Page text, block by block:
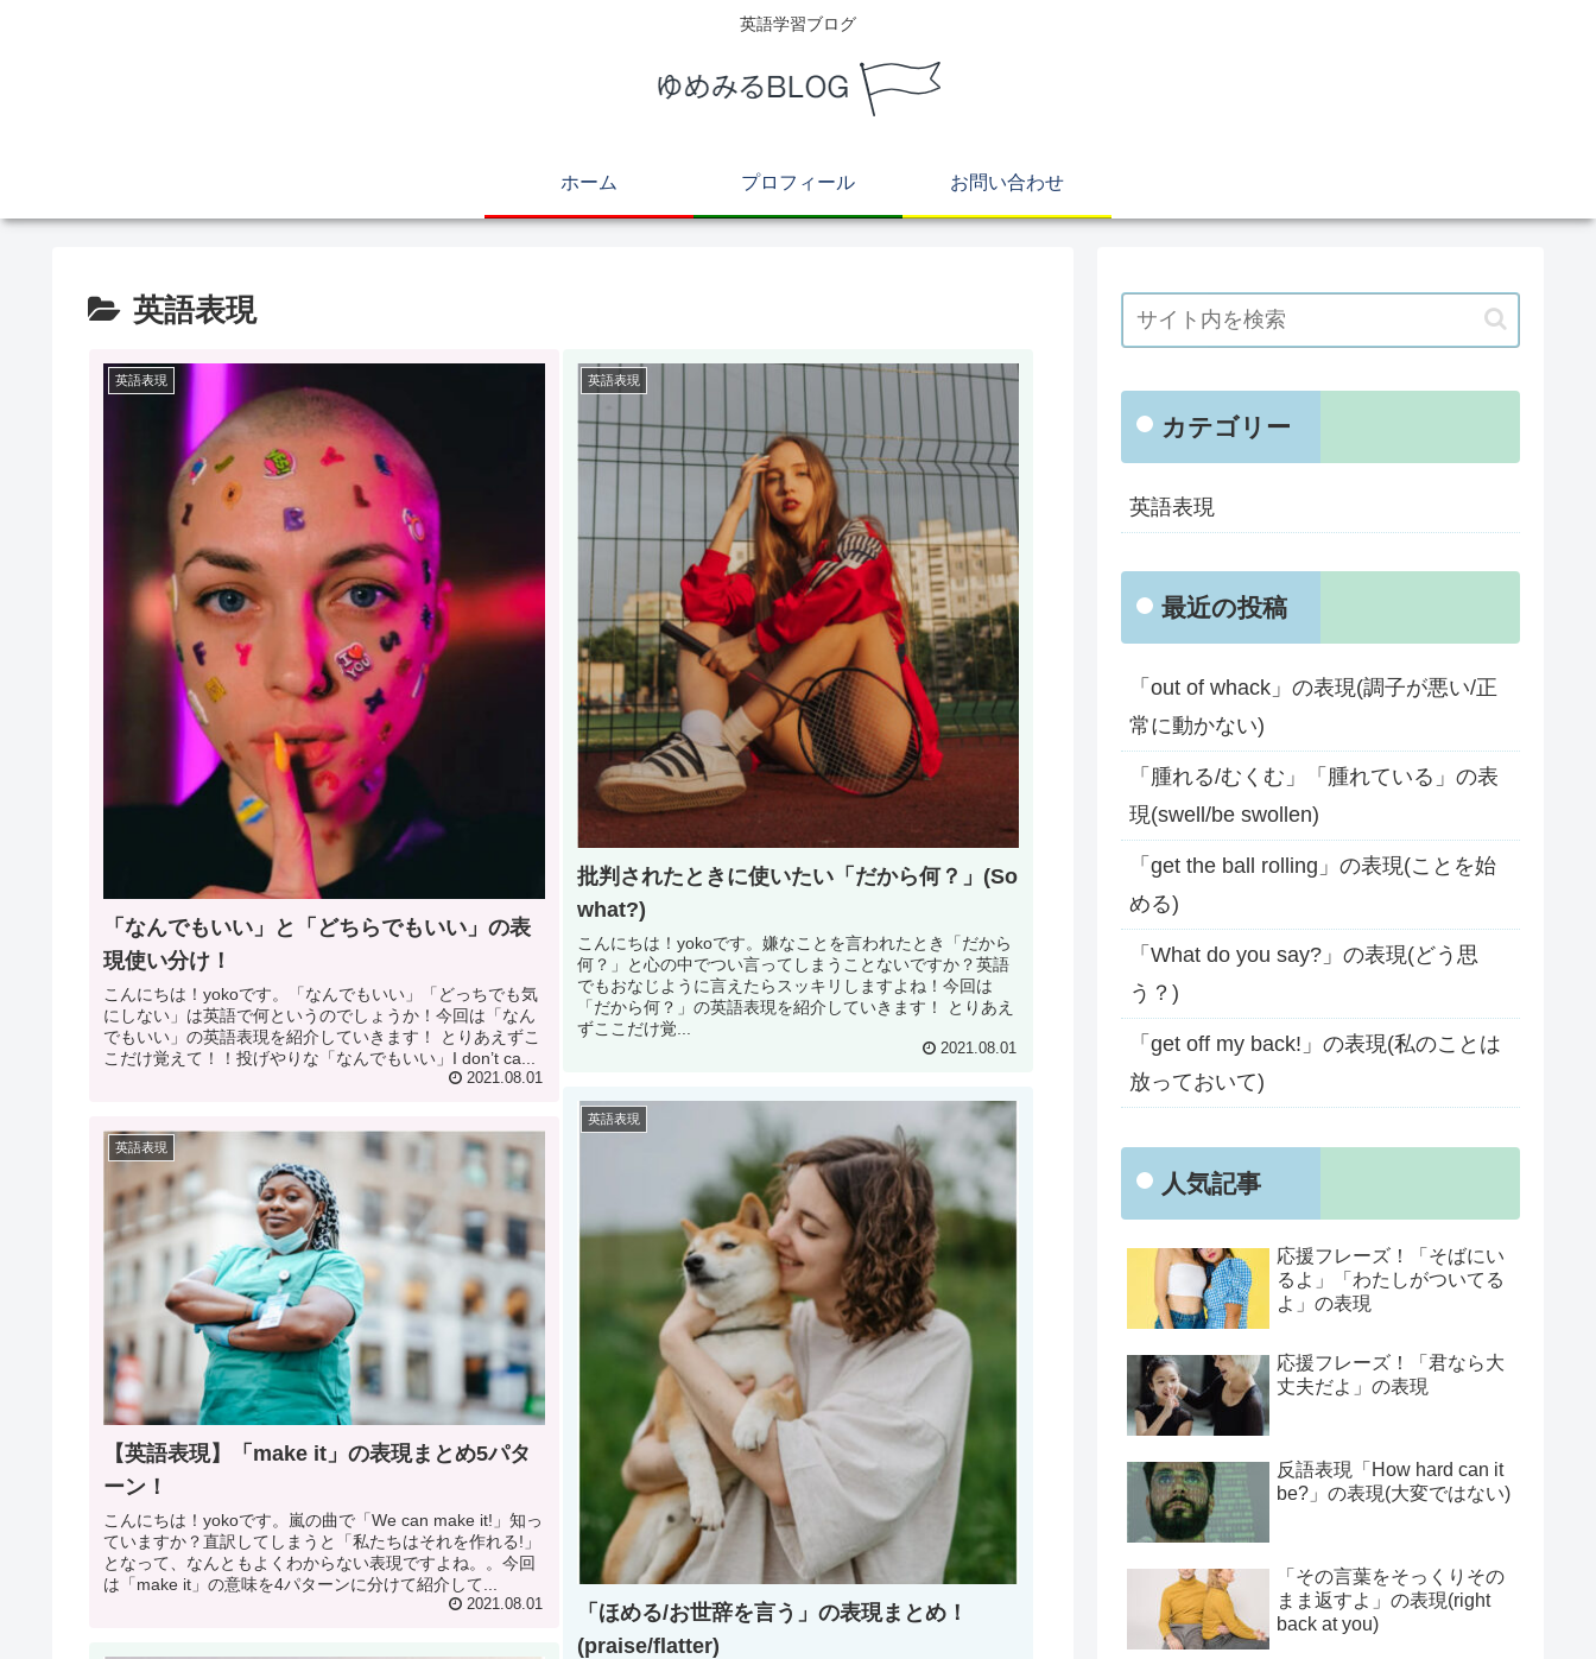
英語学習ブログ
ホーム プロフィール お問い合わせ
英語表現
英語表現
「なんでもいい」と「どちらでもいい」の表
現使い分け！
こんにちは！yokoです。「なんでもいい」「どっちでも気
にしない」は英語で何というのでしょうか！今回は「なん
でもいい」の英語表現を紹介していきます！ とりあえずこ
こだけ覚えて！！投げやりな「なんでもいい」I don’t ca...
2021.08.01
英語表現
批判されたときに使いたい「だから何？」(So
what?)
こんにちは！yokoです。嫌なことを言われたとき「だから
何？」と心の中でつい言ってしまうことないですか？英語
でもおなじように言えたらスッキリしますよね！今回は
「だから何？」の英語表現を紹介していきます！ とりあえ
ずここだけ覚...
2021.08.01
英語表現
「ほめる/お世辞を言う」の表現まとめ！
(praise/flatter)
英語表現
【英語表現】「make it」の表現まとめ5パタ
ーン！
こんにちは！yokoです。嵐の曲で「We can make it!」知っ
ていますか？直訳してしまうと「私たちはそれを作れる!」
となって、なんともよくわからない表現ですよね。。今回
は「make it」の意味を4パターンに分けて紹介して...
2021.08.01
カテゴリー
英語表現
最近の投稿
「out of whack」の表現(調子が悪い/正
常に動かない)
「腫れる/むくむ」「腫れている」の表
現(swell/be swollen)
「get the ball rolling」の表現(ことを始
める)
「What do you say?」の表現(どう思
う？)
「get off my back!」の表現(私のことは
放っておいて)
人気記事
応援フレーズ！「そばにい
るよ」「わたしがついてる
よ」の表現
応援フレーズ！「君なら大
丈夫だよ」の表現
反語表現「How hard can it
be?」の表現(大変ではない)
「その言葉をそっくりその
まま返すよ」の表現(right
back at you)